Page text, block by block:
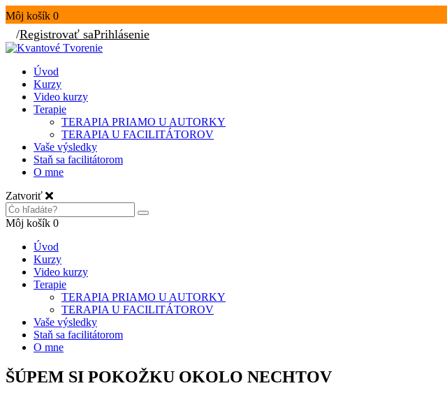
Môj košík 0
/Registrovať saPrihlásenie
Úvod
Kurzy
Video kurzy
Terapie
TERAPIA PRIAMO U AUTORKY
TERAPIA U FACILITÁTOROV
Vaše výsledky
Staň sa facilitátorom
O mne
Zatvoriť
Môj košík 0
Úvod
Kurzy
Video kurzy
Terapie
TERAPIA PRIAMO U AUTORKY
TERAPIA U FACILITÁTOROV
Vaše výsledky
Staň sa facilitátorom
O mne
ŠÚPEM SI POKOŽKU OKOLO NECHTOV